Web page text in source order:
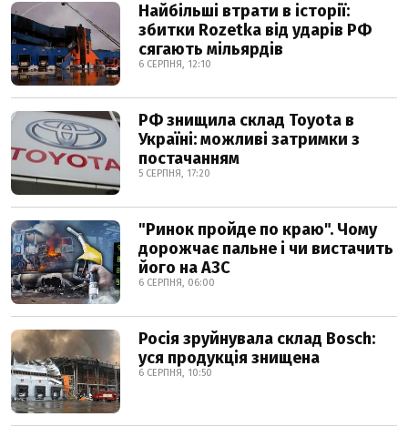
Найбільші втрати в історії:
збитки Rozetka від ударів РФ
сягають мільярдів
6 СЕРПНЯ, 12:10
РФ знищила склад Toyota в
Україні: можливі затримки з
постачанням
5 СЕРПНЯ, 17:20
"Ринок пройде по краю". Чому
дорожчає пальне і чи вистачить
його на АЗС
6 СЕРПНЯ, 06:00
Росія зруйнувала склад Bosch:
уся продукція знищена
6 СЕРПНЯ, 10:50